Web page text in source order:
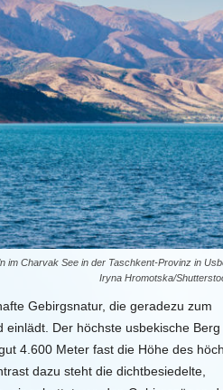
im Charvak See in der Taschkent-Provinz in
Iryna Hromotska/
Gebirgsnatur, die geradezu zum
Der höchste usbekische Berg
4.600 Meter fast die Höhe des
dazu steht die dichtbesiedelte,